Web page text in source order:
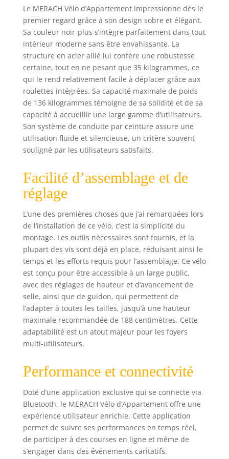
connecté par
câble. [MIROIR
TÉLÉPHONE] :
Projetez des films
ou des cours
depuis votre
téléphone sur
l’écran du vélo
d’appartement
pour un
entraînement plus
agréable et
immersif.
[INTERACTION
TEMPS RÉEL] : Le
compatible avec
l’application
MERACH, qui est
gratuite après
l’appairage.
Entraînez-vous en
ligne avec nos
coachs et profitez
d’un suivi en direct
des données :
distance, temps,
calories, cadence,
immersifs vous
% de graisses en
plus! [SILENCIEUX
& RÉGLAGE DE
RÉSISTANCE] : Son
système de
transmission par
Le MERACH Vélo d’Appartement impressionne dès le
premier regard grâce à son design sobre et élégant.
Sa couleur noir-plus s’intègre parfaitement dans tout
intérieur moderne sans être envahissante. La
structure en acier allié lui confère une robustesse
certaine, tout en ne pesant que 35 kilogrammes, ce
qui le rend relativement facile à déplacer grâce aux
roulettes intégrées. Sa capacité maximale de poids
de 136 kilogrammes témoigne de sa solidité et de sa
capacité à accueillir une large gamme d’utilisateurs.
Son système de conduite par ceinture assure une
utilisation fluide et silencieuse, un critère souvent
souligné par les utilisateurs satisfaits.
Facilité d’assemblage et de
réglage
L’une des premières choses que j’ai remarquées lors
de l’installation de ce vélo, c’est la simplicité du
montage. Les outils nécessaires sont fournis, et la
plupart des vis sont déjà en place, réduisant ainsi le
temps et les efforts requis pour l’assemblage. Ce vélo
est conçu pour être accessible à un large public,
avec des réglages de hauteur et d’avancement de
selle, ainsi que de guidon, qui permettent de
l’adapter à toutes les tailles, jusqu’à une hauteur
maximale recommandée de 188 centimètres. Cette
adaptabilité est un atout majeur pour les foyers
multi-utilisateurs.
Performance et connectivité
Doté d’une application exclusive qui se connecte via
Bluetooth, le MERACH Vélo d’Appartement offre une
expérience utilisateur enrichie. Cette application
permet de suivre ses performances en temps réel,
de participer à des courses en ligne et même de
s’engager dans des événements caritatifs.